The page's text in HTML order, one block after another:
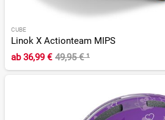
CUBE
Linok X Actionteam MIPS
ab36,99 € 49,95 €¹